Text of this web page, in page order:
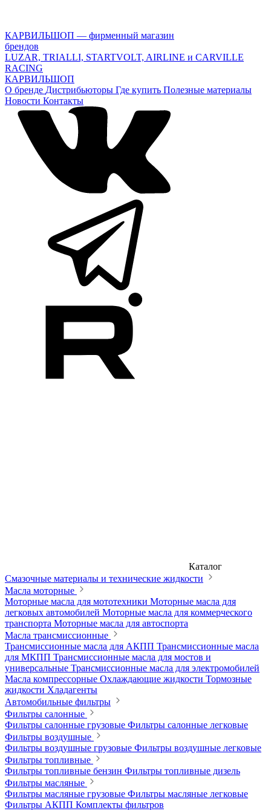
КАРВИЛЬШОП — фирменный магазин
брендов
LUZAR, TRIALLI, STARTVOLT, AIRLINE и CARVILLE
RACING
КАРВИЛЬШОП
О бренде Дистрибьюторы Где купить Полезные материалы
Новости Контакты
Каталог
Смазочные материалы и технические жидкости
Масла моторные
Моторные масла для мототехники Моторные масла для
легковых автомобилей Моторные масла для коммерческого
транспорта Моторные масла для автоспорта
Масла трансмиссионные
Трансмиссионные масла для АКПП Трансмиссионные масла
для МКПП Трансмиссионные масла для мостов и
универсальные Трансмиссионные масла для электромобилей
Масла компрессорные Охлаждающие жидкости Тормозные
жидкости Хладагенты
Автомобильные фильтры
Фильтры салонные
Фильтры салонные грузовые Фильтры салонные легковые
Фильтры воздушные
Фильтры воздушные грузовые Фильтры воздушные легковые
Фильтры топливные
Фильтры топливные бензин Фильтры топливные дизель
Фильтры масляные
Фильтры масляные грузовые Фильтры масляные легковые
Фильтры АКПП Комплекты фильтров